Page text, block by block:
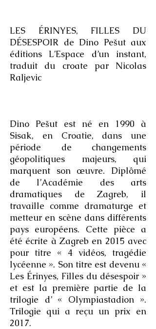
LES ÉRINYES, FILLES DU
DÉSESPOIR de Dino Pešut aux
éditions L’Espace d’un instant,
traduit du croate par Nicolas
Raljevic
Dino Pešut est né en 1990 à
Sisak, en Croatie, dans une
période de changements
géopolitiques majeurs, qui
marquent son œuvre. Diplômé
de l’Académie des arts
dramatiques de Zagreb, il
travaille comme dramaturge et
metteur en scène dans différents
pays européens. Cette pièce a
été écrite à Zagreb en 2015 avec
pour titre « 4 vidéos, tragédie
lycéenne ». Son titre est devenu «
Les Érinyes, Filles du désespoir »
et est la première partie de la
trilogie d’ « Olympiastadion ».
Trilogie qui a reçu un prix en
2017.